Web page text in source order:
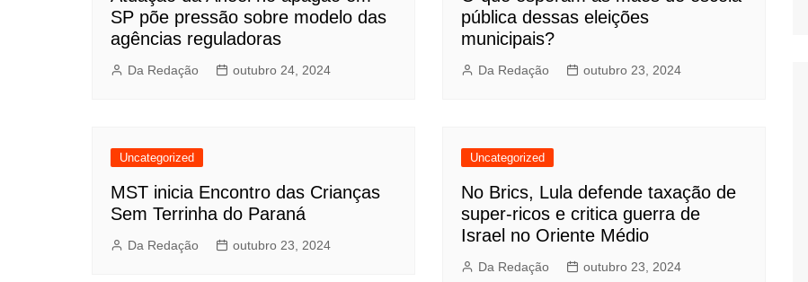
SP põe pressão sobre modelo das
agências reguladoras
Da Redação outubro 24, 2024
pública dessas eleições
municipais?
Da Redação outubro 23, 2024
Uncategorized
MST inicia Encontro das Crianças
Sem Terrinha do Paraná
Da Redação outubro 23, 2024
Uncategorized
No Brics, Lula defende taxação de
super-ricos e critica guerra de
Israel no Oriente Médio
Da Redação outubro 23, 2024